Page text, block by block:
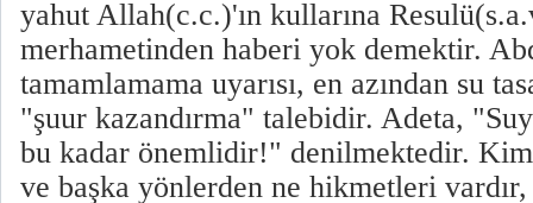
yahut Allah(c.c.)'ın kullarına
merhametinden haberi yok demektir.
tamamlamama uyarısı, en azından su
"şuur kazandırma" talebidir. Adeta,
bu kadar önemlidir!" denilmektedir.
ve başka yönlerden ne hikmetleri